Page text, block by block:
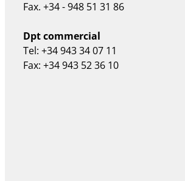
Fax. +34 - 948 51 31 86
Dpt commercial
Tel: +34 943 34 07 11
Fax: +34 943 52 36 10